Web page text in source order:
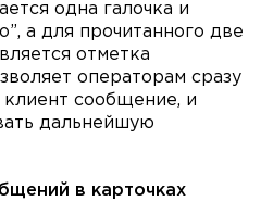
одна галочка и
а для прочитанного две
отметка
операторам сразу
клиент сообщение, и
дальнейшую
в карточках